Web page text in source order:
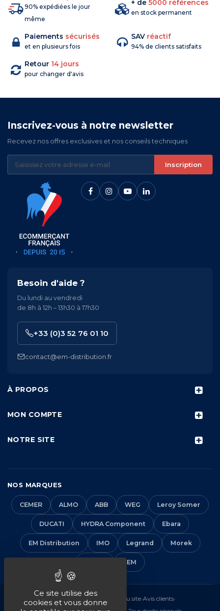
90% expédiées le jour
même
+ de 5000 références
en stock permanent
Paiements sécurisés
et en plusieurs fois
SAV réactif
94% de clients satisfaits
Retour 14 jours
pour changer d'avis
Inscrivez-vous à notre newsletter
Recevez nos offres exclusives et nos conseils techniques
Inscription
À PROPOS
MON COMPTE
NOTRE SITE
Besoin d'aide ?
Du lundi au vendredi
de 8h à 12h – 13h30 à 17h30
+33 (0)3 52 76 01 10
contact@em-distribution.fr
NOS MARQUES
CEMER ALMO ABB WEG Leroy Somer
DUCATI HYDRA Component Ebara
EM Distribution IMO Legrand Morek
VEM
Mentions légales Plan du site•Avis clients•
Ce site utilise des
cookies et vous donne